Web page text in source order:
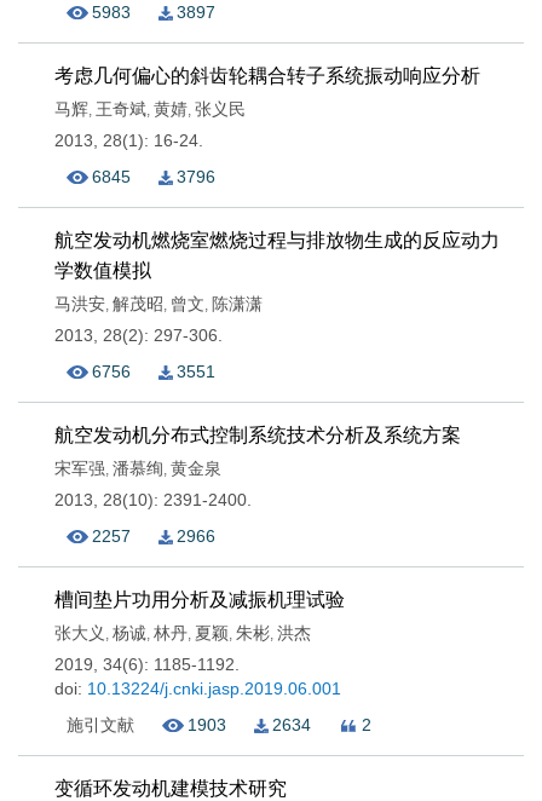
5983
3897
考虑几何偏心的斜齿轮耦合转子系统振动响应分析
马辉, 王奇斌, 黄婧, 张义民
2013, 28(1): 16-24.
6845
3796
航空发动机燃烧室燃烧过程与排放物生成的反应动力
学数值模拟
马洪安, 解茂昭, 曾文, 陈潇潇
2013, 28(2): 297-306.
6756
3551
航空发动机分布式控制系统技术分析及系统方案
宋军强, 潘慕绚, 黄金泉
2013, 28(10): 2391-2400.
2257
2966
槽间垫片功用分析及减振机理试验
张大义 , 杨诚, 林丹, 夏颖, 朱彬, 洪杰
2019, 34(6): 1185-1192.
doi: 10.13224/j.cnki.jasp.2019.06.001
施引文献
1903 2634 2
变循环发动机建模技术研究